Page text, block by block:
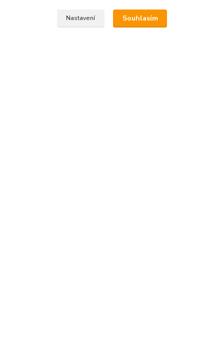
Rosa Damascena Extract (éterický olej růžový z růže damašské,
Nastavení Souhlasím